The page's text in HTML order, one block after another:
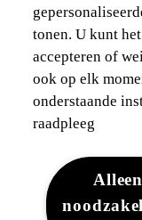
Ontdek Lexus
Wettelijke
tonen. U kunt
accepteren of
ook op elk
onderstaande
raadpleeg
Alleen